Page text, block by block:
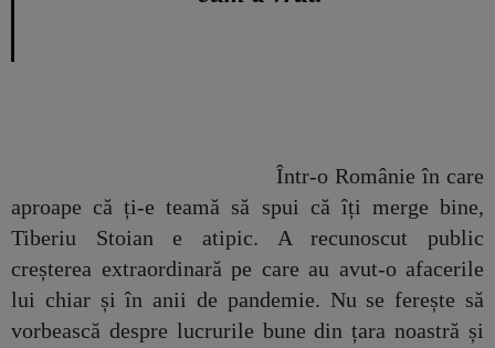
Într-o Românie în care
aproape că ți-e teamă să spui că îți merge bine,
Tiberiu Stoian e atipic. A recunoscut public
creșterea extraordinară pe care au avut-o afacerile
lui chiar și în anii de pandemie. Nu se ferește să
vorbească despre lucrurile bune din țara noastră și